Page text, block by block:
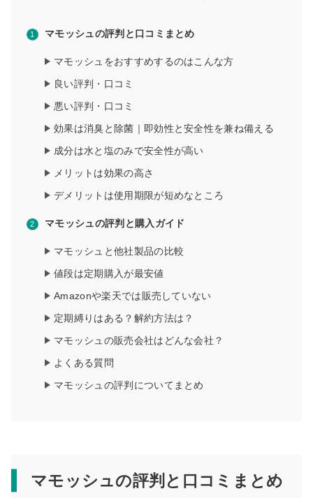
マモッシュの評判と口コミまとめ
マモッシュをおすすめするのはこんな方
良い評判・口コミ
悪い評判・口コミ
効果は消臭と除菌｜即効性と安全性を兼ね備える
成分は水と塩のみで安全性が高い
メリットは効果の高さ
デメリットは使用期限が短めなところ
マモッシュの評判と購入ガイド
マモッシュと他社製品の比較
値段は定期購入が最安値
Amazonや楽天では販売していない
定期縛りはある？解約方法は？
マモッシュの販売会社はどんな会社？
よくある質問
マモッシュの評判についてまとめ
マモッシュの評判と口コミまとめ